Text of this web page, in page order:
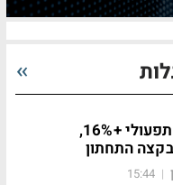
ברקשייר: הרווח התפעולי +16%,
התחתון
|
15:44